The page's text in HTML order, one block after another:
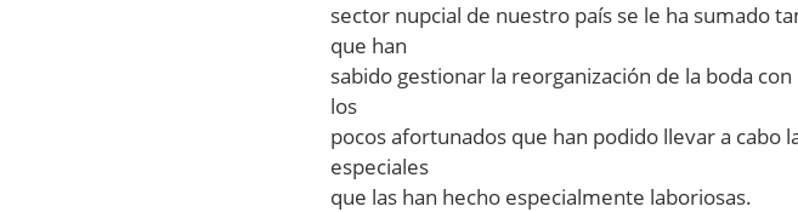
sector nupcial de nuestro país se le ha sumado
que han
sabido gestionar la reorganización de la boda
los
pocos afortunados que han podido llevar a cabo
especiales
que las han hecho especialmente laboriosas.